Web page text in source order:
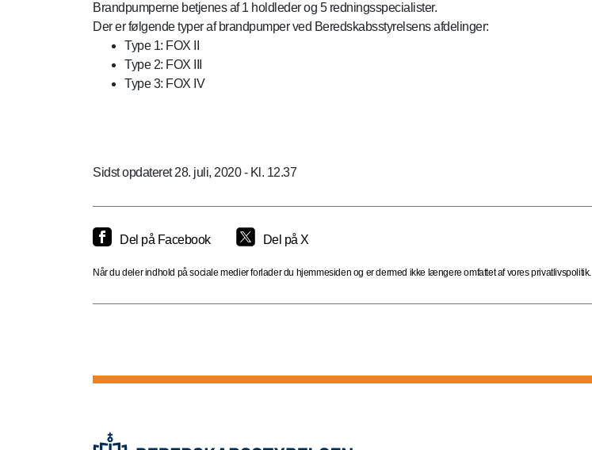
Brandpumperne betjenes af 1 holdleder og 5 redningsspecialister.
Der er følgende typer af brandpumper ved Beredskabsstyrelsens afdelinger:
Type 1: FOX II
Type 2: FOX III
Type 3: FOX IV
Sidst opdateret 28. juli, 2020 - Kl. 12.37
Del på Facebook Del på X
Når du deler indhold på sociale medier forlader du hjemmesiden og er dermed ikke længere omfattet af vores privatlivspolitik.